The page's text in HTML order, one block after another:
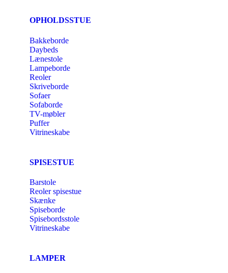
OPHOLDSSTUE
Bakkeborde
Daybeds
Lænestole
Lampeborde
Reoler
Skriveborde
Sofaer
Sofaborde
TV-møbler
Puffer
Vitrineskabe
SPISESTUE
Barstole
Reoler spisestue
Skænke
Spiseborde
Spisebordsstole
Vitrineskabe
LAMPER